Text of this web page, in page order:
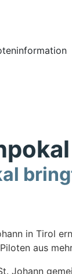
in Tirol
aus
Johann